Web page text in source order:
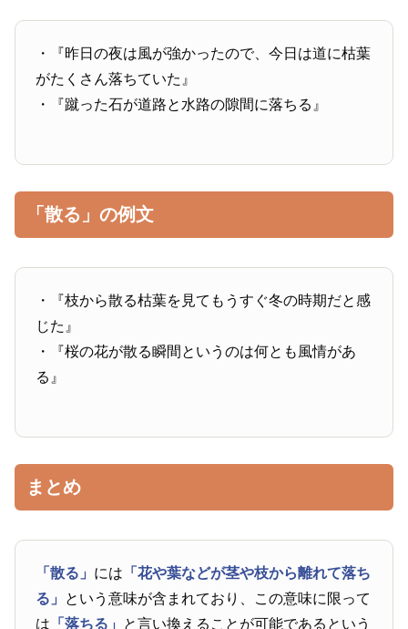
・『昨日の夜は風が強かったので、今日は道に枯葉
がたくさん落ちていた』
・『蹴った石が道路と水路の隙間に落ちる』
「散る」の例文
・『枝から散る枯葉を見てもうすぐ冬の時期だと感
じた』
・『桜の花が散る瞬間というのは何とも風情があ
る』
まとめ
「散る」 には 「花や葉などが茎や枝から離れて落ち
る」 という意味が含まれており、この意味に限って
は 「落ちる」 と言い換えることが可能であるという